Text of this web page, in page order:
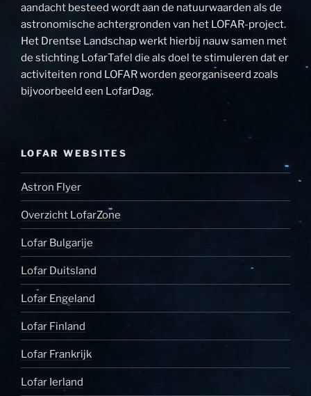
aandacht besteed wordt aan de natuurwaarden als de
astronomische achtergronden van het LOFAR-project.
Het Drentse Landschap werkt hierbij nauw samen met
de stichting LofarTafel die als doel te stimuleren dat er
activiteiten rond LOFAR worden georganiseerd zoals
bijvoorbeeld een LofarDag.
LOFAR WEBSITES
Astron Flyer
Overzicht LofarZone
Lofar Bulgarije
Lofar Duitsland
Lofar Engeland
Lofar Finland
Lofar Frankrijk
Lofar Ierland